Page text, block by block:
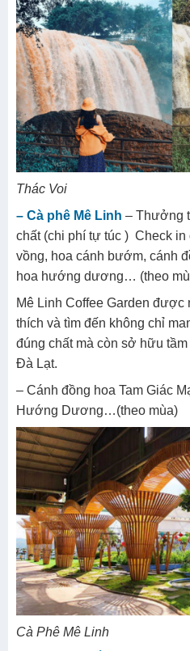
Thác Voi
– Cà phê Mê Linh – Thưởng
chất (chi phí tự túc ) Check
vồng, hoa cánh bướm, cánh
hoa hướng dương… (theo
Mê Linh Coffee Garden được
thích và tìm đến không chỉ
đúng chất mà còn sở hữu
Đà Lạt.
– Cánh đồng hoa Tam Giác
Hướng Dương…(theo mùa)
Cà Phê Mê Linh